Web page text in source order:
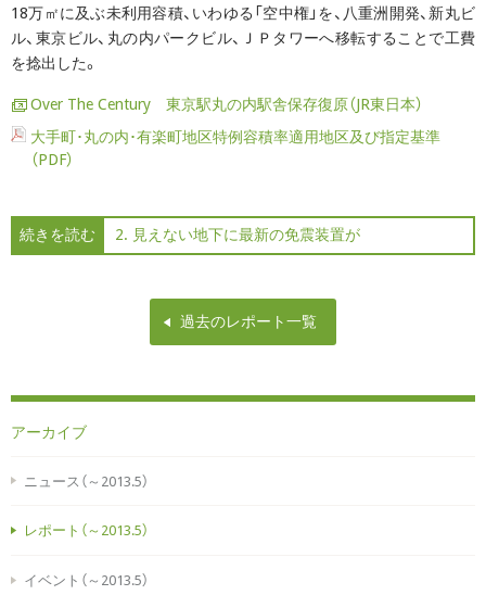
18万㎡に及ぶ未利用容積、いわゆる「空中権」を、八重洲開発、新丸ビ
ル、東京ビル、丸の内パークビル、ＪＰタワーへ移転することで工費
を捻出した。
Over The Century 東京駅丸の内駅舎保存復原（JR東日本）
大手町･丸の内･有楽町地区特例容積率適用地区及び指定基準
（PDF）
続きを読む 2. 見えない地下に最新の免震装置が
過去のレポート一覧
アーカイブ
ニュース（～2013.5）
レポート（～2013.5）
イベント（～2013.5）